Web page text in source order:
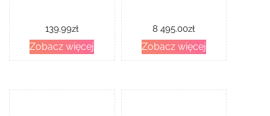
139.99zł
Zobacz więcej
8 495.00zł
Zobacz więcej